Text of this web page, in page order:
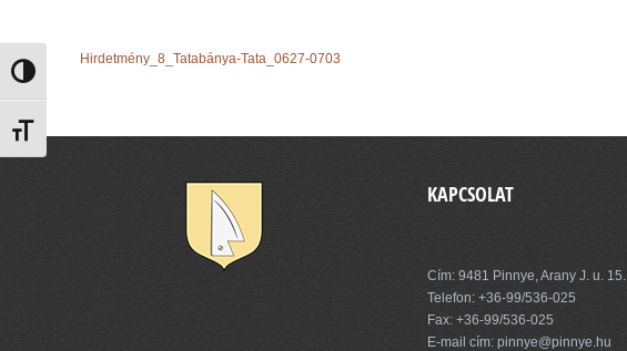
Nagy kontraszt váltása
Betűméret váltása
Hirdetmény_8_Tatabánya-Tata_0627-0703
KAPCSOLAT
Cím: 9481 Pinnye, Arany J. u. 15.
Telefon:+36-99/536-025
Fax: +36-99/536-025
E-mail cím: pinnye@pinnye.hu